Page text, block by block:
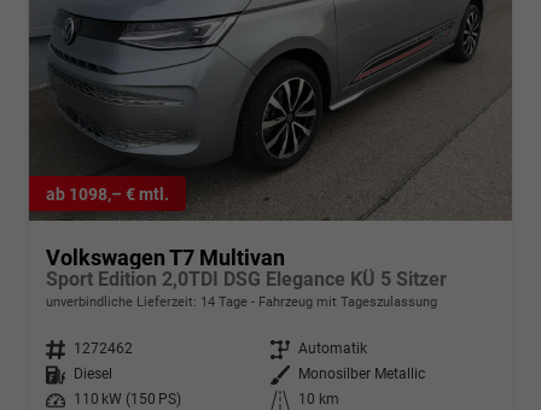
ab 1098,– € mtl.
Volkswagen T7 Multivan
Sport Edition 2,0TDI DSG Elegance KÜ 5 Sitzer
unverbindliche Lieferzeit: 14 Tage Fahrzeug mit Tageszulassung
Fahrzeugnr. 1272462 Getriebe Automatik
Kraftstoff
Diesel Außenfarbe
Monosilber Metallic
Leistung
110 kW (150 PS) Kilometerstand
10 km